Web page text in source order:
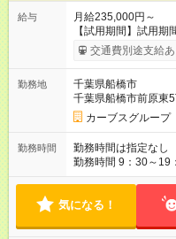
給与
月給235,000円～
【試用期間】試用
と給与に、本採用時
用時と同じです。
交通費別途支給あ
勤務地
千葉県船橋市
千葉県船橋市前原東
カーブスグループ
勤務時間
勤務時間は指定なし
勤務時間 9：30～19
います。 ＜営業時間＞ 平日／10：00～13：00、15：00～19：
深夜シフトはありま
気になる！